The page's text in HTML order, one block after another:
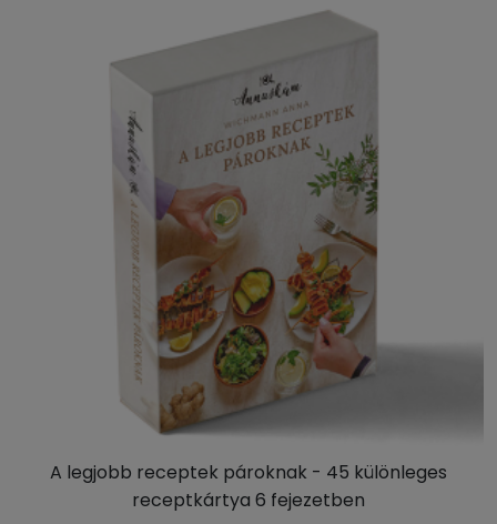
A legjobb receptek pároknak - 45 különleges
receptkártya 6 fejezetben